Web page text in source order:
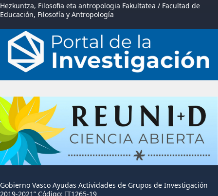
Hezkuntza, Filosofia eta antropologia Fakultatea / Facultad de
Educación, Filosofía y Antropología
Gobierno Vasco Ayudas Actividades de Grupos de Investigación
2019-2021” Código: IT1265-19